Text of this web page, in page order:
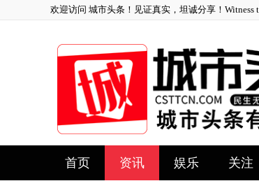
欢迎访问 城市头条！见证真实，坦诚分享！Witness
首页 资讯 娱乐 关注